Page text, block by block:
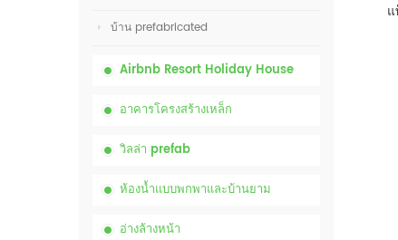
บ้าน prefabricated
Airbnb Resort Holiday House
อาคารโครงสร้างเหล็ก
วิลล่า prefab
ห้องน้ำแบบพกพาและบ้านยาม
อ่างล้างหน้า